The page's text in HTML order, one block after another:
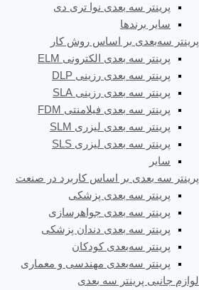
پرینتر سه بعدی نوا تری دی
سایر برندها
پرینتر سه‌بعدی بر اساس روش کار
پرینتر سه بعدی الکترونی ELM
پرینتر سه بعدی رزینی DLP
پرینتر سه بعدی رزینی SLA
پرینتر سه بعدی فیلامنتی FDM
پرینتر سه بعدی لیزری SLM
پرینتر سه بعدی لیزری SLS
سایر
پرینتر سه بعدی بر اساس کاربرد در صنعت
پرینتر سه بعدی پزشکی
پرینتر سه بعدی جواهرسازی
پرینتر سه بعدی دندان پزشکی
پرینتر سه‌بعدی کودکان
پرینتر سه‌بعدی مهندسی و معماری
لوازم جانبی پرینتر سه بعدی